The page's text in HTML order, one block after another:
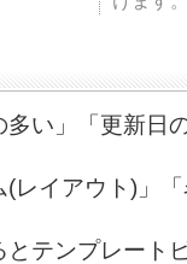
多い」「更新日
(レイアウト)」
とテンプレート